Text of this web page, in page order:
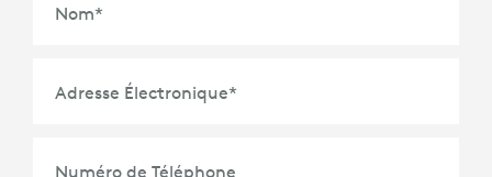
Nom*
Adresse Électronique*
Numéro de Téléphone